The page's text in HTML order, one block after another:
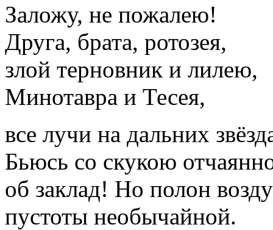
Заложу, не пожалею!
Друга, брата, ротозея,
злой терновник и лилею,
Минотавра и Тесея,
все лучи на дальних
Бьюсь со скукою
об заклад! Но полон
пустоты необычайной.